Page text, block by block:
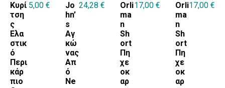
Κυρί
τση
ς
Ελα
στικ
ό
Περι
κάρ
πιο
5,00 €
Jo
hn’
s
Αγ
κώ
νας
Απ
ό
Ne
24,28 €
Orli
ma
n
Sh
ort
Πη
χε
οκ
αρ
17,00 €
Orli
ma
n
Sh
ort
Πη
χε
οκ
αρ
17,00 €